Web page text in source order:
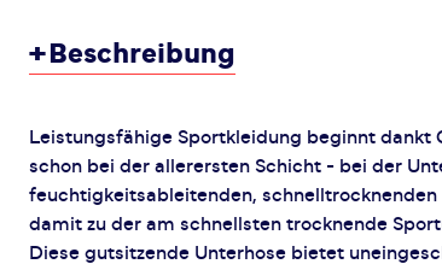
+ Beschreibung
Leistungsfähige Sportkleidung beginnt dankt
schon bei der allerersten Schicht - bei der
feuchtigkeitsableitenden,
damit zu der am schnellsten trocknende
Diese gutsitzende Unterhose bietet